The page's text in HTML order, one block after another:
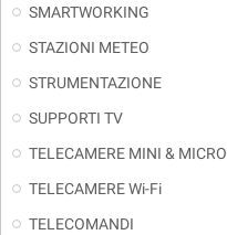
SMARTWORKING
STAZIONI METEO
STRUMENTAZIONE
SUPPORTI TV
TELECAMERE MINI & MICRO
TELECAMERE Wi-Fi
TELECOMANDI